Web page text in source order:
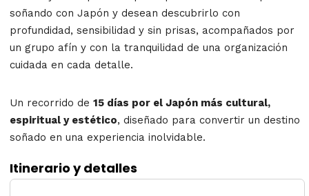
soñando con Japón y desean descubrirlo con
profundidad, sensibilidad y sin prisas, acompañados por
un grupo afín y con la tranquilidad de una organización
cuidada en cada detalle.
Un recorrido de 15 días por el Japón más cultural,
espiritual y estético, diseñado para convertir un destino
soñado en una experiencia inolvidable.
Itinerario y detalles